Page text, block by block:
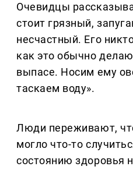
Очевидцы
стоит грязный,
несчастный. Его
как это обычно
выпасе. Носим ему
таскаем воду».
Люди переживают,
могло что-то
состоянию здоровья